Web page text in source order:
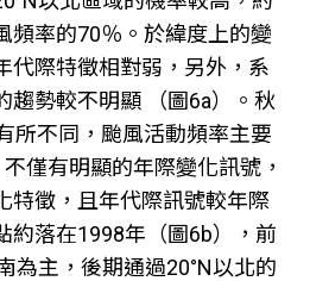
頻率的70％。於緯度上的變
代際特徵相對弱，另外，系
趨勢較不明顯 （圖6a）。秋
所不同，颱風活動頻率主要
僅有明顯的年際變化訊號，
特徵，且年代際訊號較年際
約落在1998年（圖6b），前
為主，後期通過20°N以北的